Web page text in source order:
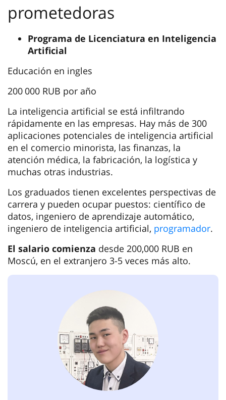
prometedoras
Programa de Licenciatura en Inteligencia
Artificial
Educación en ingles
200 000 RUB por año
La inteligencia artificial se está infiltrando
rápidamente en las empresas. Hay más de 300
aplicaciones potenciales de inteligencia artificial
en el comercio minorista, las finanzas, la
atención médica, la fabricación, la logística y
muchas otras industrias.
Los graduados tienen excelentes perspectivas de
carrera y pueden ocupar puestos: científico de
datos, ingeniero de aprendizaje automático,
ingeniero de inteligencia artificial, programador.
El salario comienza desde 200,000 RUB en
Moscú, en el extranjero 3-5 veces más alto.